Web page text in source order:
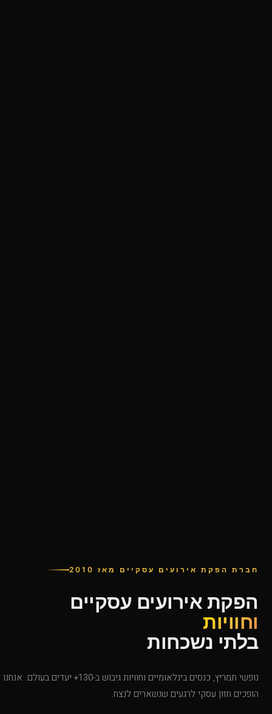
חברת הפקת אירועים עסקיים מאז 2010
הפקת אירועים עסקיים
וחוויות
בלתי נשכחות
נופשי תמריץ, כנסים בינלאומיים וחוויות גיבוש ב-130+ יעדים בעולם. אנחנו
הופכים חזון עסקי לרגעים שנשארים לנצח.